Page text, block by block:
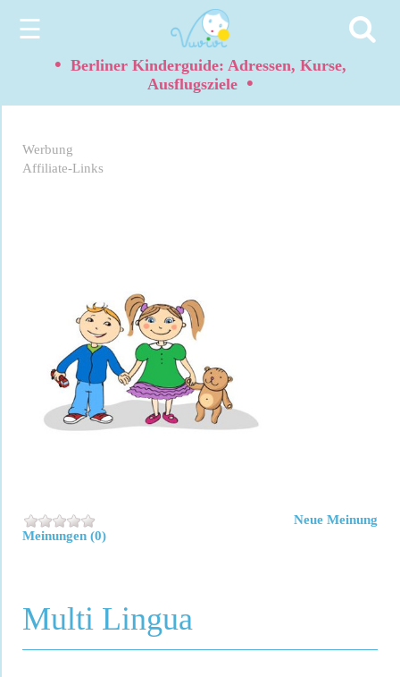
☰
• Berliner Kinderguide: Adressen, Kurse,
Ausflugsziele •
Werbung
Affiliate-Links
Meinungen (0)
Neue Meinung
Multi Lingua